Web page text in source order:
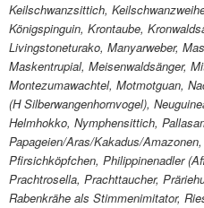
Keilschwanzsittich,
Königspinguin, Krontaube,
Livingstoneturako, Manyarweber,
Maskentrupial, Meisenwaldsänger,
Montezumawachtel, Motmotguan,
(H Silberwangenhornvogel),
Helmhokko, Nymphensittich,
Papageien/Aras/Kakadus/
Pfirsichköpfchen, Philippinenadler
Prachtrosella, Prachttaucher,
Rabenkrähe als Stimmenimitator,